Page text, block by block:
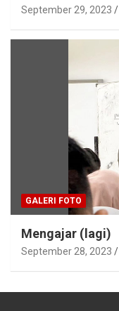
September 29, 2023
GALERI FOTO
Mengajar (lagi)
September 28, 2023